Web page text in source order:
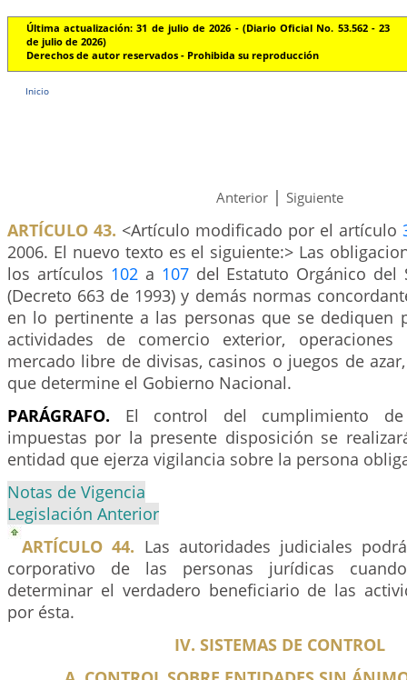
Última actualización: 31 de julio de 2026 - (Diario Oficial No. 53.562 - 23
de julio de 2026)
Derechos de autor reservados - Prohibida su reproducción
Inicio
Anterior | Siguiente
ARTÍCULO 43. <Artículo modificado por el artículo
2006. El nuevo texto es el siguiente:> Las
los artículos 102a 107del Estatuto Orgánico del
(Decreto 663 de 1993) y demás normas
en lo pertinente a las personas que se dediquen
actividades de comercio exterior,
mercado libre de divisas, casinos o juegos de
que determine el Gobierno Nacional.
PARÁGRAFO. El control del cumplimiento de
impuestas por la presente disposición se
entidad que ejerza vigilancia sobre la persona
Notas de Vigencia
Legislación Anterior
ARTÍCULO 44. Las autoridades judiciales
corporativo de las personas jurídicas
determinar el verdadero beneficiario de las
por ésta.
IV. SISTEMAS DE CONTROL